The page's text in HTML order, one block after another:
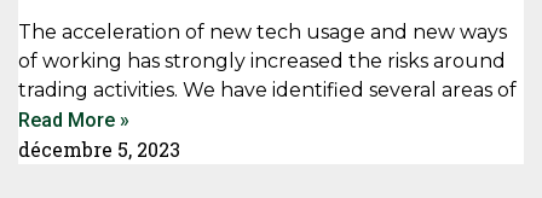
The acceleration of new tech usage and new ways
of working has strongly increased the risks around
trading activities. We have identified several areas of
Read More »
décembre 5, 2023